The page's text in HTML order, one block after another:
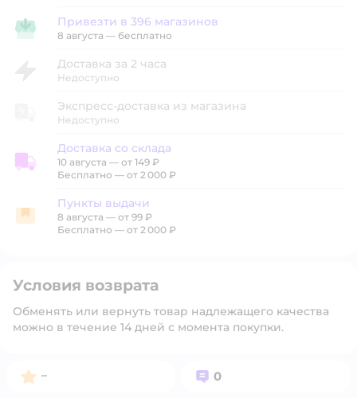
Привезти в магазин
Привезти в 396 магазинов
8 августа — бесплатно
Доставка за 2 часа
Недоступно
Экспресс-доставка из магазина
Недоступно
Доставка со склада
Доставка со склада
10 августа — от 149 ₽
Бесплатно — от 2 000 ₽
Пункты выдачи
Пункты выдачи
8 августа — от 99 ₽
Бесплатно — от 2 000 ₽
Условия возврата
Обменять или вернуть товар надлежащего качества
можно в течение 14 дней с момента покупки.
Рейтинг:
– Вопросов:
0